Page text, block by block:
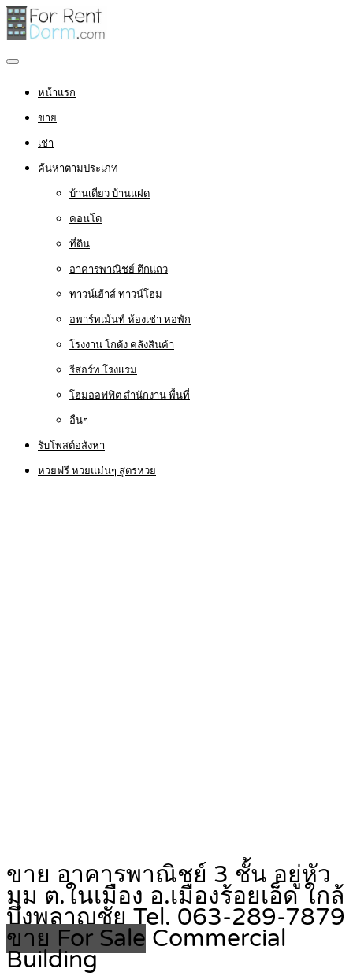
หน้าแรก
ขาย
เช่า
ค้นหาตามประเภท
บ้านเดี่ยว บ้านแฝด
คอนโด
ที่ดิน
อาคารพาณิชย์ ตึกแถว
ทาวน์เฮ้าส์ ทาวน์โฮม
อพาร์ทเม้นท์ ห้องเช่า หอพัก
โรงงาน โกดัง คลังสินค้า
รีสอร์ท โรงแรม
โฮมออฟฟิต สำนักงาน พื้นที่
อื่นๆ
รับโพสต์อสังหา
หวยฟรี หวยแม่นๆ สูตรหวย
ขาย อาคารพาณิชย์ 3 ชั้น อยู่หัว
มุม ต.ในเมือง อ.เมืองร้อยเอ็ด ใกล้
บึงพลาญชัย Tel. 063-289-7879
ขาย For Sale Commercial
Building